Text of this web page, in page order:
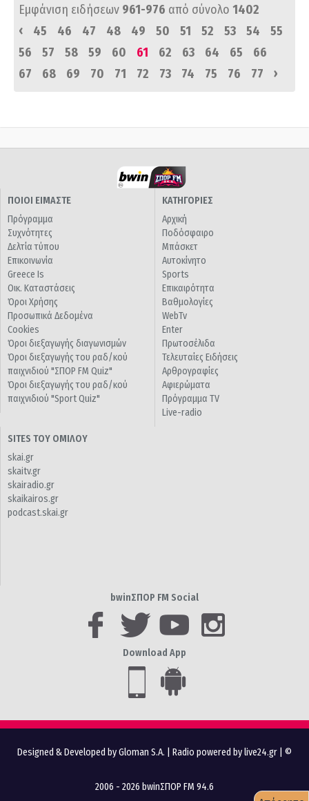
Εμφάνιση ειδήσεων 961-976 από σύνολο 1402
‹
45 46 47 48 49 50 51 52 53 54
55
56
57 58 59 60 61 62 63 64 65
66
67
68 69 70 71 72 73 74 75 76 77 ›
ΠΟΙΟΙ ΕΙΜΑΣΤΕ
Πρόγραμμα
Συχνότητες
Δελτία τύπου
Επικοινωνία
Greece Is
Οικ. Καταστάσεις
Όροι Χρήσης
Προσωπικά Δεδομένα
Cookies
Όροι διεξαγωγής διαγωνισμών
Όροι διεξαγωγής του ραδ/κού
παιχνιδιού "ΣΠΟΡ FM Quiz"
Όροι διεξαγωγής του ραδ/κού
παιχνιδιού "Sport Quiz"
ΚΑΤΗΓΟΡΙΕΣ
Αρχική
Ποδόσφαιρο
Μπάσκετ
Αυτοκίνητο
Sports
Επικαιρότητα
Βαθμολογίες
WebTv
Enter
Πρωτοσέλιδα
Τελευταίες Ειδήσεις
Αρθρογραφίες
Αφιερώματα
Πρόγραμμα TV
Live-radio
SITES ΤΟΥ ΟΜΙΛΟΥ
skai.gr
skaitv.gr
skairadio.gr
skaikairos.gr
podcast.skai.gr
bwinΣΠΟΡ FM Social
Download App
Designed & Developed by Gloman S.A. Radio powered by live24.gr | ©
2006 - 2026 bwinΣΠΟΡ FM 94.6